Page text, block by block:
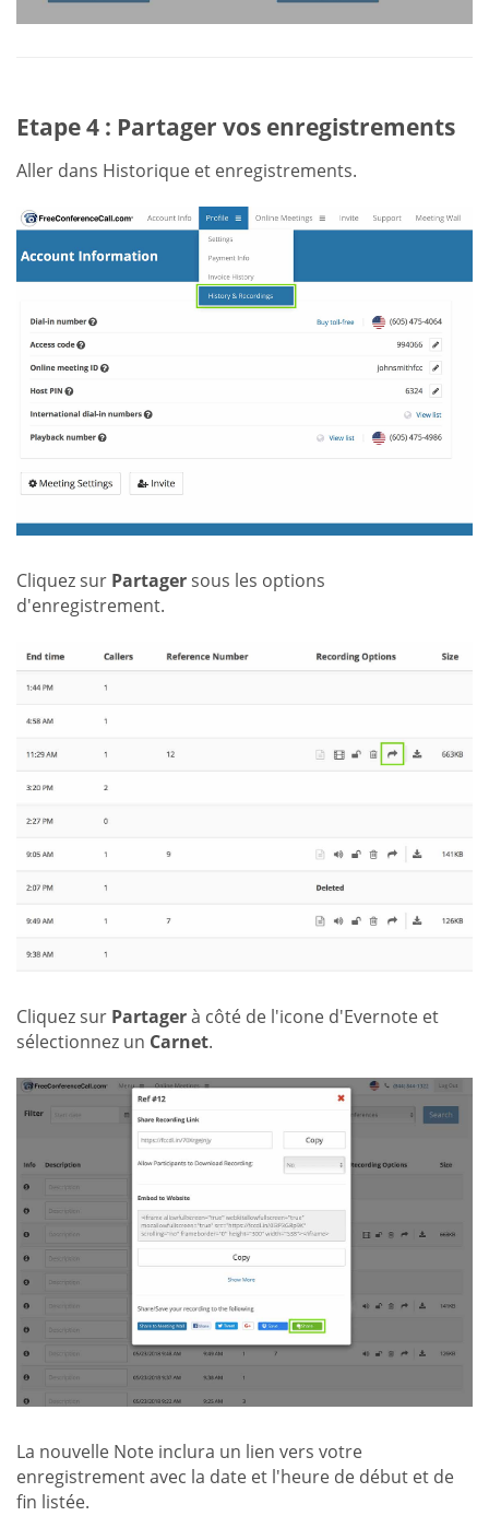
Etape 4 : Partager vos enregistrements
Aller dans Historique et enregistrements.
Cliquez sur Partagersous les options
d'enregistrement.
Cliquez sur Partagerà côté de l'icone d'Evernote et
sélectionnez un Carnet.
La nouvelle Note inclura un lien vers votre
enregistrement avec la date et l'heure de début et de
fin listée.